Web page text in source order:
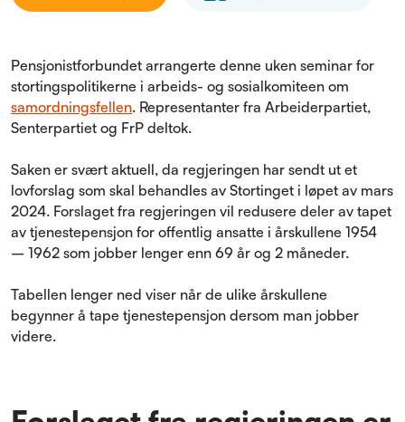
Pensjonistforbundet arrangerte denne uken seminar for
stortingspolitikerne i arbeids- og sosialkomiteen om
samordningsfellen. Representanter fra Arbeiderpartiet,
Senterpartiet og FrP deltok.
Saken er svært aktuell, da regjeringen har sendt ut et
lovforslag som skal behandles av Stortinget i løpet av mars
2024. Forslaget fra regjeringen vil redusere deler av tapet
av tjenestepensjon for offentlig ansatte i årskullene 1954
– 1962 som jobber lenger enn 69 år og 2 måneder.
Tabellen lenger ned viser når de ulike årskullene
begynner å tape tjenestepensjon dersom man jobber
videre.